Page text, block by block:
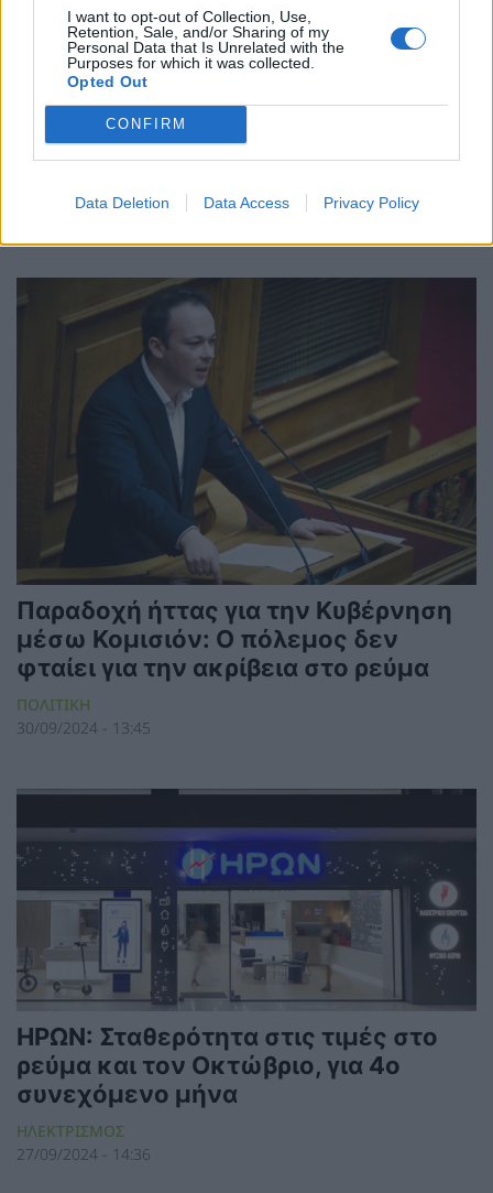
I want to opt-out of Collection, Use,
Retention, Sale, and/or Sharing of my
Personal Data that Is Unrelated with the
Purposes for which it was collected.
Opted Out
CONFIRM
Data Deletion Data Access Privacy Policy
Κοινή επιστολή των ΥΠΕΝ, Ελλάδας -
Ρουμανίας – Βουλγαρίας σε Κομισιόν
για το ρεύμα
ΗΛΕΚΤΡΙΣΜΟΣ
Παραδοχή ήττας για την Κυβέρνηση
μέσω Κομισιόν: Ο πόλεμος δεν
φταίει για την ακρίβεια στο ρεύμα
ΠΟΛΙΤΙΚΗ
30/09/2024 - 13:45
ΗΡΩΝ: Σταθερότητα στις τιμές στο
ρεύμα και τον Οκτώβριο, για 4ο
συνεχόμενο μήνα
ΗΛΕΚΤΡΙΣΜΟΣ
27/09/2024 - 14:36